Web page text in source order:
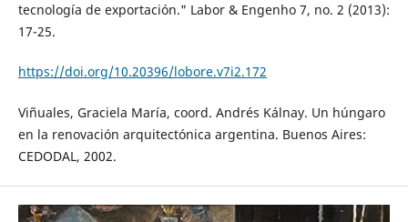
tecnología de exportación." Labor & Engenho 7, no. 2 (2013):
17-25.
https://doi.org/10.20396/lobore.v7i2.172
Viñuales, Graciela María, coord. Andrés Kálnay. Un húngaro
en la renovación arquitectónica argentina. Buenos Aires:
CEDODAL, 2002.